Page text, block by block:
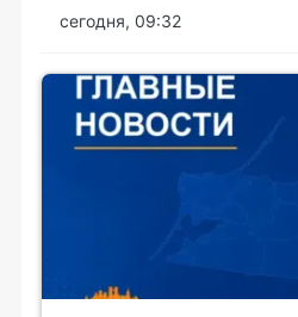
сегодня, 09:32